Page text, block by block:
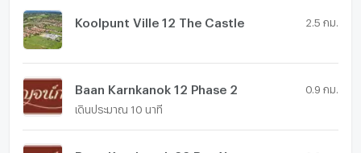
Koolpunt Ville 12 The Castle 2.5 กม.
Baan Karnkanok 12 Phase 2 0.9 กม.
เดินประมาณ 10 นาที